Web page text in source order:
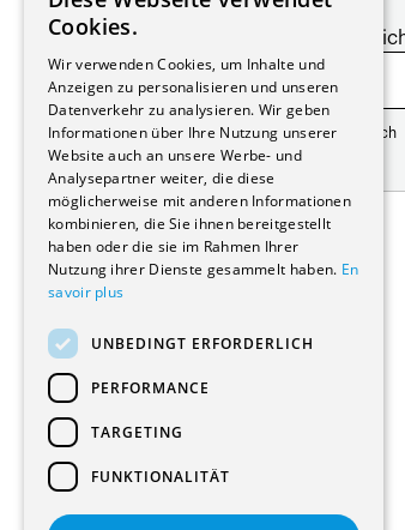
Melde dich für unseren
Mit der Registrierung erklären Sie
Datenschutzrichtlinie
Adresse:
Avenue de Longemalle 21
1020 Renens
Schweiz
Kontakt:
Plattform: +41 21 631 10 50
info@architectes.ch
FRENCH
Cookies.
Wir verwenden Cookies, um Inhalte und
Anzeigen zu personalisieren und unseren
Datenverkehr zu analysieren. Wir geben
Informationen über Ihre Nutzung unserer
Website auch an unsere Werbe- und
Analysepartner weiter, die diese
möglicherweise mit anderen Informationen
kombinieren, die Sie ihnen bereitgestellt
haben oder die sie im Rahmen Ihrer
Nutzung ihrer Dienste gesammelt haben. En
savoir plus
UNBEDINGT ERFORDERLICH
PERFORMANCE
TARGETING
FUNKTIONALITÄT